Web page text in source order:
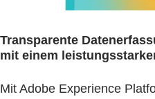
Transparente
mit einem
Mit Adobe Experience